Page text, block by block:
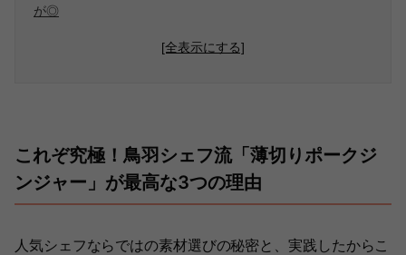
が◎
[全表示にする]
これぞ究極！鳥羽シェフ流「薄切りポークジ
ンジャー」が最高な3つの理由
人気シェフならではの素材選びの秘密と、実践したからこ